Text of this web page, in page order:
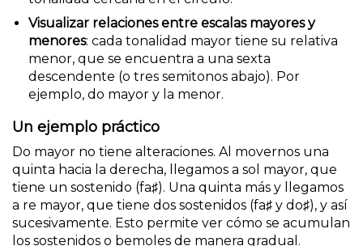
Visualizar relaciones entre escalas mayores y
menores: cada tonalidad mayor tiene su relativa
menor, que se encuentra a una sexta
descendente (o tres semitonos abajo). Por
ejemplo, do mayor y la menor.
Un ejemplo práctico
Do mayor no tiene alteraciones. Al movernos una
quinta hacia la derecha, llegamos a sol mayor, que
tiene un sostenido (fa♯). Una quinta más y llegamos
a re mayor, que tiene dos sostenidos (fa♯ y do♯), y así
sucesivamente. Esto permite ver cómo se acumulan
los sostenidos o bemoles de manera gradual.